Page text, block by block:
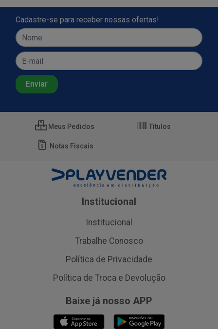
Cadastre-se para receber nossas ofertas!
Meus Pedidos Títulos
Notas Fiscais
Institucional
Institucional
Trabalhe Conosco
Política de Privacidade
Política de Troca e Devolução
Baixe já nosso APP